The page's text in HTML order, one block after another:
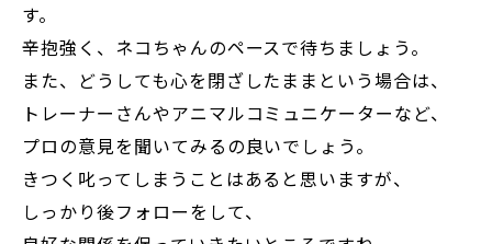
す。
辛抱強く、ネコちゃんのペースで待ちましょう。
また、どうしても心を閉ざしたままという場合は、
トレーナーさんやアニマルコミュニケーターなど、
プロの意見を聞いてみるの良いでしょう。
きつく叱ってしまうことはあると思いますが、
しっかり後フォローをして、